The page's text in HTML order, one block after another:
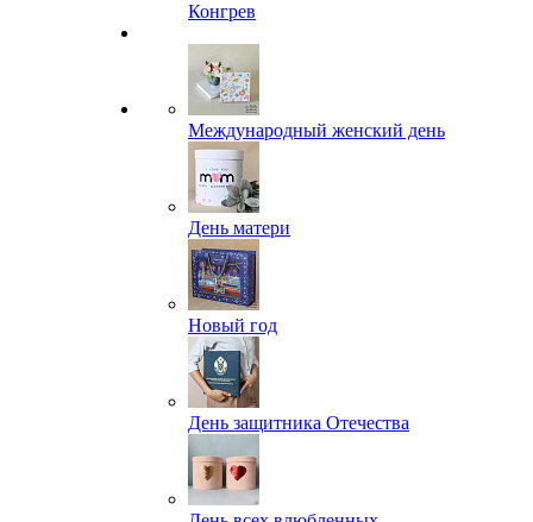
Конгрев
Международный женский день
День матери
Новый год
День защитника Отечества